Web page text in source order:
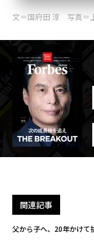
文＝国府田 淳 写真＝
関連記事
父から子へ、20年かけて